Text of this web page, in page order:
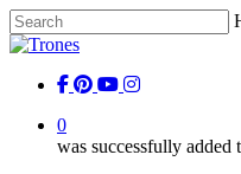
Skip
to
content
Close
facebook
pinterest
youtubeinstagram
0
was successfully added